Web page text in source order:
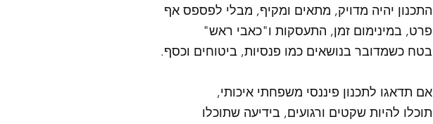
התכנון יהיה מדויק, מתאים ומקיף, מבלי לפספס אף
פרט, במינימום זמן, התעסקות ו"כאבי ראש"
בטח כשמדובר בנושאים כמו פנסיות, ביטוחים וכסף.
אם תדאגו לתכנון פיננסי משפחתי איכותי,
תוכלו להיות שקטים ורגועים, בידיעה שתוכלו